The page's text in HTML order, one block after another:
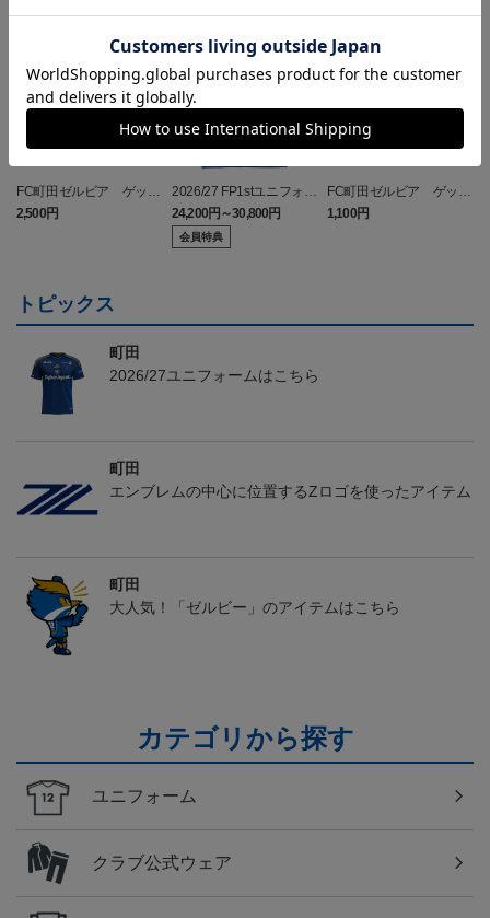
FC町田ゼルビア ゲッコ
ウガ タオルマフラー
2,500円
2026/27 FP1stユニフォー
ム
24,200円～30,800円
会員特典
FC町田ゼルビア ゲッコ
ウガ キーホルダー
1,100円
トピックス
町田
2026/27ユニフォームはこちら
町田
エンブレムの中心に位置するZロゴを使ったアイテム
町田
大人気！「ゼルビー」のアイテムはこちら
カテゴリから探す
ユニフォーム
クラブ公式ウェア